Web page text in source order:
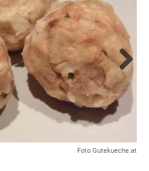
Foto Gutekueche.at
Next